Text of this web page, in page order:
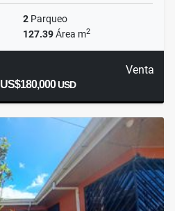
2 Parqueo
127.39Área m2
Venta
US$180,000USD